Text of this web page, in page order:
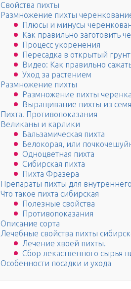
Свойства пихты
Размножение пихты
Плюсы и минусы
Как правильно заготовить
Процесс укоренения
Пересадка в открытый грунт
Видео: Как правильно
Уход за растением
Размножение пихты
Размножение пихты
Выращивание пихты из
Пихта. Противопоказания
Великаны и карлики
Бальзамическая пихта
Белокорая, или
Одноцветная пихта
Сибирская пихта
Пихта Фразера
Препараты пихты для
Что такое пихта сибирская
Полезные свойства
Противопоказания
Описание сорта
Лечебные свойства пихты
Лечение хвоей пихты.
Сбор лекаственного сырья
Особенности посадки и ухода